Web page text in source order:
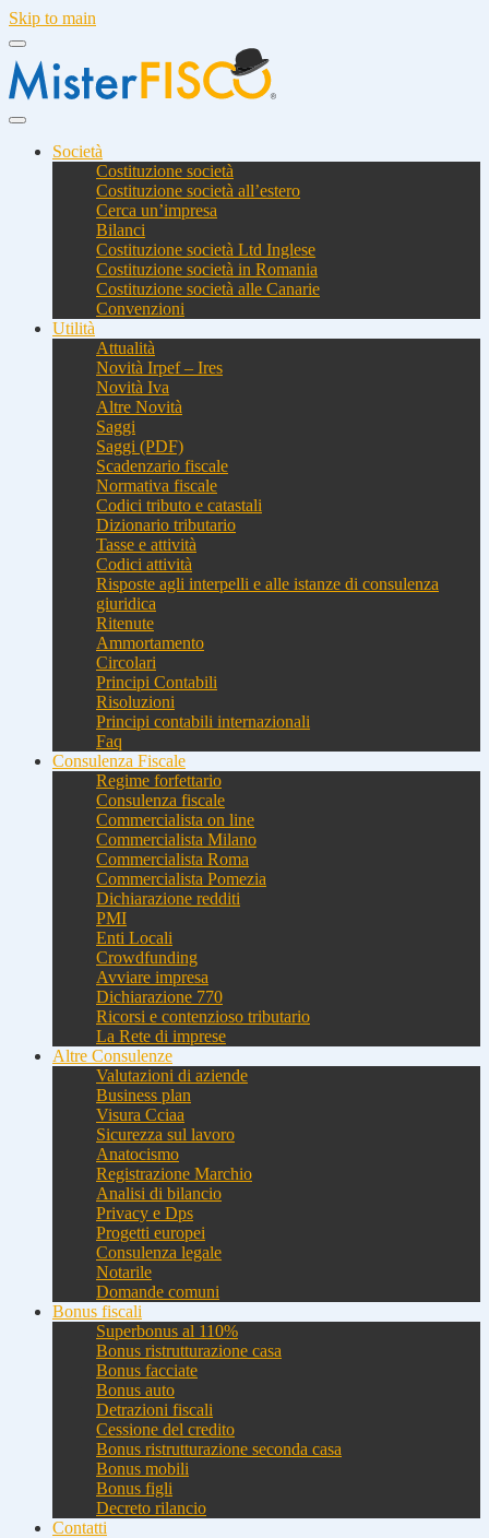
Skip to main
Società
Costituzione società
Costituzione società all’estero
Cerca un’impresa
Bilanci
Costituzione società Ltd Inglese
Costituzione società in Romania
Costituzione società alle Canarie
Convenzioni
Utilità
Attualità
Novità Irpef – Ires
Novità Iva
Altre Novità
Saggi
Saggi (PDF)
Scadenzario fiscale
Normativa fiscale
Codici tributo e catastali
Dizionario tributario
Tasse e attività
Codici attività
Risposte agli interpelli e alle istanze di consulenza
giuridica
Ritenute
Ammortamento
Circolari
Principi Contabili
Risoluzioni
Principi contabili internazionali
Faq
Consulenza Fiscale
Regime forfettario
Consulenza fiscale
Commercialista on line
Commercialista Milano
Commercialista Roma
Commercialista Pomezia
Dichiarazione redditi
PMI
Enti Locali
Crowdfunding
Avviare impresa
Dichiarazione 770
Ricorsi e contenzioso tributario
La Rete di imprese
Altre Consulenze
Valutazioni di aziende
Business plan
Visura Cciaa
Sicurezza sul lavoro
Anatocismo
Registrazione Marchio
Analisi di bilancio
Privacy e Dps
Progetti europei
Consulenza legale
Notarile
Domande comuni
Bonus fiscali
Superbonus al 110%
Bonus ristrutturazione casa
Bonus facciate
Bonus auto
Detrazioni fiscali
Cessione del credito
Bonus ristrutturazione seconda casa
Bonus mobili
Bonus figli
Decreto rilancio
Contatti